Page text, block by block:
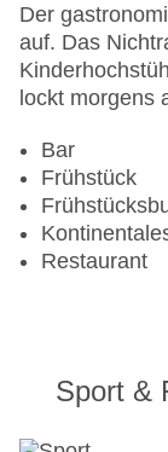
WLAN/WiFi
Letzte
Lift
Anzahl der
Haustiere:
Pools:Indoor
Der
auf. Das
lockt morgens
Bar
Frühstück
Restaurant
Sport &